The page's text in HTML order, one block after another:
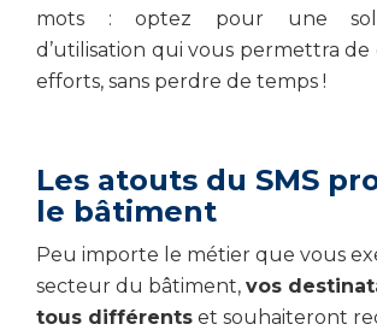
mots : optez pour une
d’utilisation qui vous permettra de
efforts, sans perdre de temps !
Les atouts du SMS
le bâtiment
Peu importe le métier que vous
secteur du bâtiment, vos
tous différents et souhaiteront